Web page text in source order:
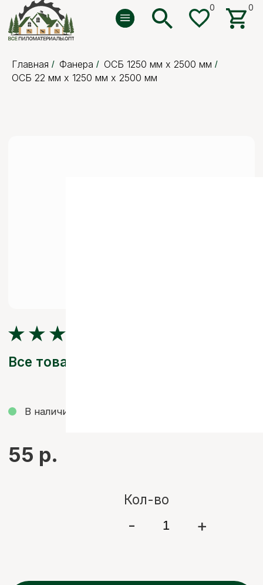
Главная / Фанера / ОСБ 1250 мм х 2500 мм /
ОСБ 22 мм х 1250 мм х 2500 мм
55 р.